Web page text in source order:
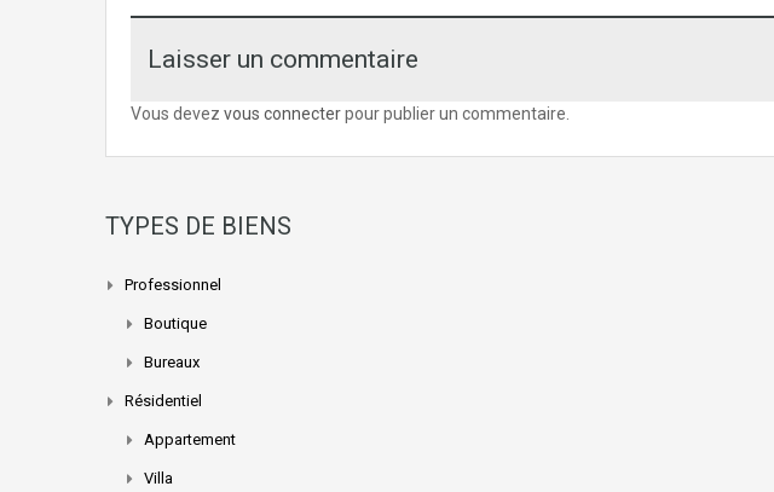
Laisser un commentaire
Vous devez vous connecterpour publier un commentaire.
TYPES DE BIENS
Professionnel
Boutique
Bureaux
Résidentiel
Appartement
Villa